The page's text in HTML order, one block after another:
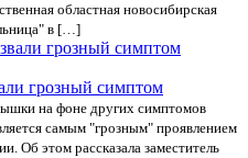
областная новосибирская
в […]
грозный симптом
на фоне других симптомов
самым "грозным" проявлением
Об этом рассказала заместитель